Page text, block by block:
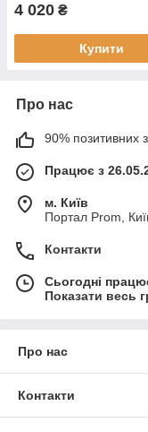
4 020 ₴
Купити
Про нас
90% позитивних з
Працює з
м. Київ
Портал Prom,
Контакти
Сьогодні
Показати весь
Про нас
Контакти